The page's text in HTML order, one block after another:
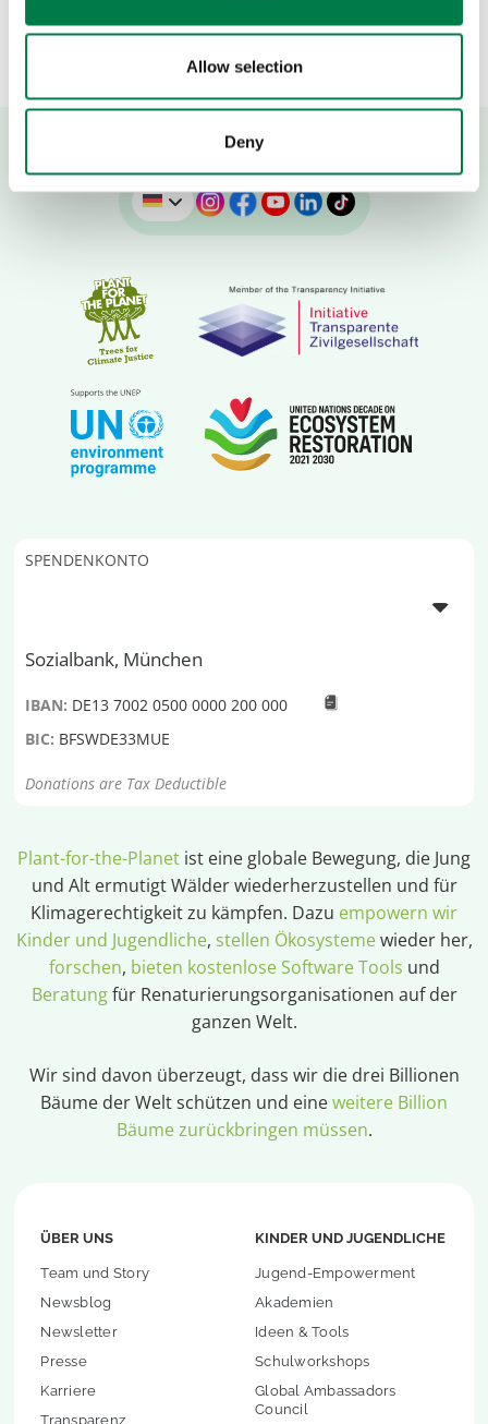
Allow selection
Deny
SPENDENKONTO
Sozialbank, München
IBAN: DE13 7002 0500 0000 200 000
BIC: BFSWDE33MUE
Donations are Tax Deductible
Plant-for-the-Planet ist eine globale Bewegung, die Jung
und Alt ermutigt Wälder wiederherzustellen und für
Klimagerechtigkeit zu kämpfen. Dazu empowern wir
Kinder und Jugendliche, stellen Ökosystemewieder her,
forschen, bieten kostenlose Software Tools und
Beratungfür Renaturierungsorganisationen auf der
ganzen Welt.
Wir sind davon überzeugt, dass wir die drei Billionen
Bäume der Welt schützen und eineweitere Billion
Bäume zurückbringen müssen.
ÜBER UNS
Team und Story
Newsblog
Newsletter
Presse
Karriere
Transparenz
KINDER UND JUGENDLICHE
Jugend-Empowerment
Akademien
Ideen & Tools
Schulworkshops
Global Ambassadors
Council